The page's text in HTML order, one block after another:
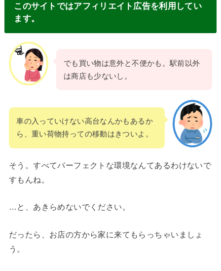
このサイトではアフィリエイト広告を利用してい
ます。
でも買い物は意外と不便かも。駅前以外
は商店も少ないし。
車の入っていけない高台なんかもあるか
ら、重い荷物持っての移動はきついよ。
そう。すべてパーフェクトな環境なんてあるわけないで
すもんね。
…と、あきらめないでください。
だったら、お店の方から家に来てもらっちゃいましょ
う。